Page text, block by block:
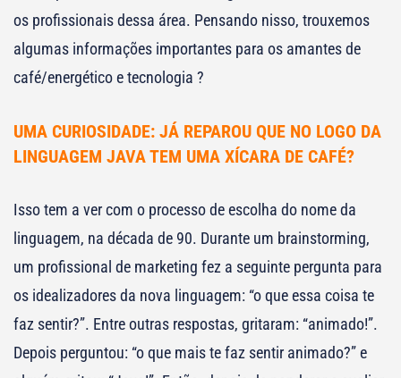
os profissionais dessa área. Pensando nisso, trouxemos
algumas informações importantes para os amantes de
café/energético e tecnologia ?
UMA CURIOSIDADE: JÁ REPAROU QUE NO LOGO DA
LINGUAGEM JAVA TEM UMA XÍCARA DE CAFÉ?
Isso tem a ver com o processo de escolha do nome da
linguagem, na década de 90. Durante um brainstorming,
um profissional de marketing fez a seguinte pergunta para
os idealizadores da nova linguagem: “o que essa coisa te
faz sentir?”. Entre outras respostas, gritaram: “animado!”.
Depois perguntou: “o que mais te faz sentir animado?” e